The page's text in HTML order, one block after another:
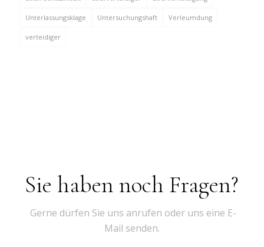
Unterlassungsklage Untersuchungshaft Verleumdung
verteidiger
Sie haben noch Fragen?
Gerne dürfen Sie uns anrufen oder uns eine E-
Mail senden.